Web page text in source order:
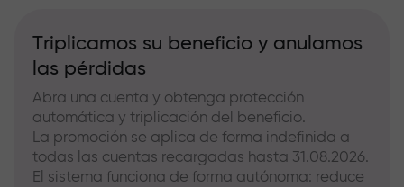
Triplicamos su beneficio y anulamos
las pérdidas
Abra una cuenta y obtenga protección
automática y triplicación del beneficio.
La promoción se aplica de forma indefinida a
todas las cuentas recargadas hasta 31.08.2026.
El sistema funciona de forma autónoma: reduce